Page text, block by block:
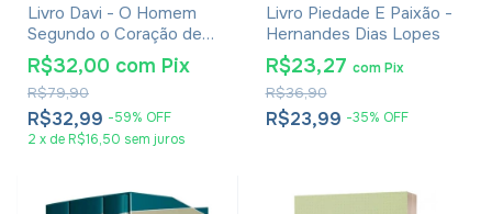
Livro Davi - O Homem
Segundo o Coração de
Deus - Hernandes Dias
Lopes
R$32,99 -59% OFF
R$79,90
R$32,00 com Pix
2 x de R$16,50 sem juros
Livro Piedade E Paixão -
Hernandes Dias Lopes
R$23,99 -35% OFF
R$36,90
R$23,27 com Pix